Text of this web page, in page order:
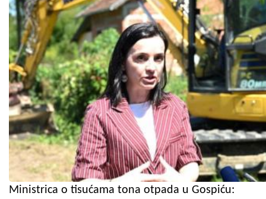
Ministrica o tisućama tona otpada u Gospiću: